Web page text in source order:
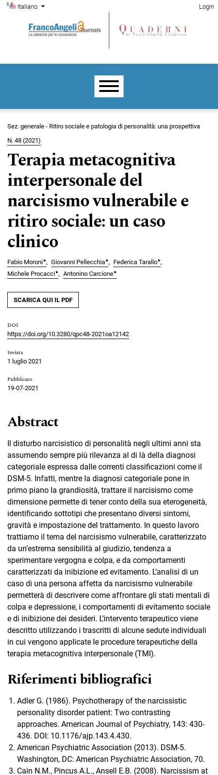
Salta al menu principale di navigazione
Salta al contenuto principale
Salta al piè di pagina del sito
Cambia la lingua. La lingua corrente è:
Italiano
Menu di amministrazione Login
Menu principale
Sez. generale - Ritiro sociale e patologia di personalità: una prospettiva
N. 48 (2021)
Terapia metacognitiva
interpersonale del
narcisismo vulnerabile e
ritiro sociale: un caso
clinico
Fabio Moroni▸ Giovanni Pellecchia▸ Federica Tarallo▸
Michele Procacci▸ Antonino Carcione▸
SCARICA QUI IL PDF
DOI
https://doi.org/10.3280/qpc48-2021oa12142
Inviata
1 luglio 2021
Pubblicato
19-07-2021
Abstract
Il disturbo narcisistico di personalità negli ultimi anni sta
assumendo sempre più rilevanza al di là della diagnosi
categoriale espressa dalle correnti classificazioni come il
DSM-5. Infatti, mentre la diagnosi categoriale pone in
primo piano la grandiosità, trattare il narcisismo come
dimensione permette di tener conto della sua eterogeneità,
identificando sottotipi che presentano diversi sintomi,
gravità e impostazione del trattamento. In questo lavoro
trattiamo il tema del narcisismo vulnerabile, caratterizzato
da un’estrema sensibilità al giudizio, tendenza a
sperimentare vergogna e colpa, e da comportamenti
caratterizzati da inibizione ed evitamento. L’analisi di un
caso di una persona affetta da narcisismo vulnerabile
permetterà di descrivere come affrontare gli stati mentali di
colpa e depressione, i comportamenti di evitamento sociale
e di inibizione dei desideri. L’intervento terapeutico viene
descritto utilizzando i trascritti di alcune sedute individuali
in cui vengono applicate le procedure terapeutiche della
terapia metacognitiva interpersonale (TMI).
Riferimenti bibliografici
Adler G. (1986). Psychotherapy of the narcissistic
personality disorder patient: Two contrasting
approaches. American Journal of Psychiatry, 143: 430-
436. DOI: 10.1176/ajp.143.4.430.
American Psychiatric Association (2013). DSM-5.
Washington, DC: American Psychiatric Association, 70.
Cain N.M., Pincus A.L., Ansell E.B. (2008). Narcissism at